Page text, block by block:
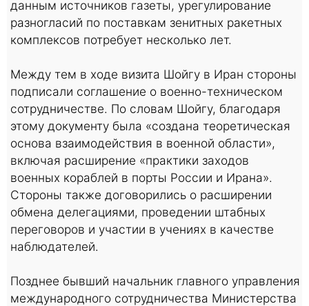
данным источников газеты, урегулирование
разногласий по поставкам зенитных ракетных
комплексов потребует несколько лет.
Между тем в ходе визита Шойгу в Иран стороны
подписали соглашение о военно-техническом
сотрудничестве. По словам Шойгу, благодаря
этому документу была «создана теоретическая
основа взаимодействия в военной области»,
включая расширение «практики заходов
военных кораблей в порты России и Ирана».
Стороны также договорились о расширении
обмена делегациями, проведении штабных
переговоров и участии в учениях в качестве
наблюдателей.
Позднее бывший начальник главного управления
международного сотрудничества Министерства